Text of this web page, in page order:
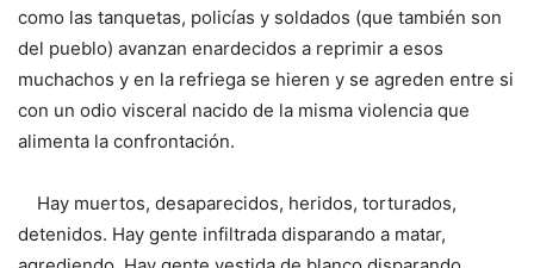
como las tanquetas, policías y soldados (que también son
del pueblo) avanzan enardecidos a reprimir a esos
muchachos y en la refriega se hieren y se agreden entre si
con un odio visceral nacido de la misma violencia que
alimenta la confrontación.
Hay muertos, desaparecidos, heridos, torturados,
detenidos. Hay gente infiltrada disparando a matar,